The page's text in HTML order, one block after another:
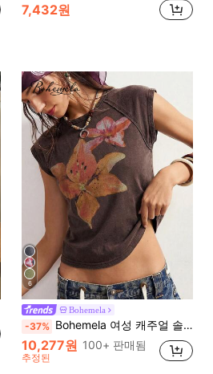
7,432원
6
Bohemela
-37% Bohemela 여성 캐주얼 솔리드 컬러 니트 반팔 슬림핏 워싱 티셔츠
10,277원 100+ 판매됨
추정된